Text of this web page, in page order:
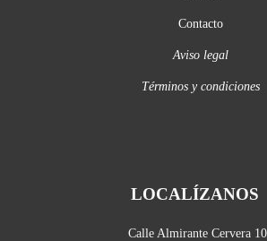
Contacto
Aviso legal
Términos y condiciones
LOCALÍZANOS
Calle Almirante Cervera